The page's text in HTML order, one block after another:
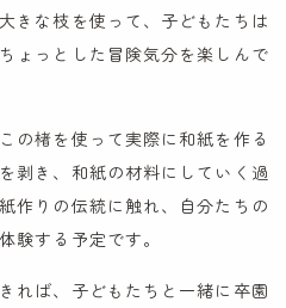
ら
きな枝を使って、子どもたちは
ょっとした冒険気分を楽しんで
の楮を使って実際に和紙を作る
剥き、和紙の材料にしていく過
作りの伝統に触れ、自分たちの
験する予定です。
れば、子どもたちと一緒に卒園